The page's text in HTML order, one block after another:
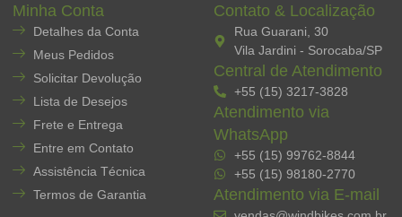
Minha Conta
Detalhes da Conta
Meus Pedidos
Solicitar Devolução
Lista de Desejos
Frete e Entrega
Entre em Contato
Assistência Técnica
Termos de Garantia
Contato & Localização
Rua Guarani, 30
Vila Jardini - Sorocaba/SP
Central de Atendimento
+55 (15) 3217-3828
Atendimento via
WhatsApp
+55 (15) 99762-8844
+55 (15) 98180-2770
Atendimento via E-mail